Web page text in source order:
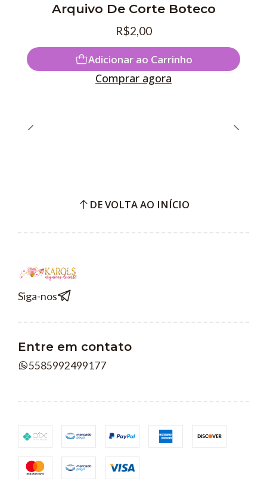
Arquivo De Corte Boteco
R$2,00
Adicionar ao Carrinho
Comprar agora
DE VOLTA AO INÍCIO
Siga-nos
Entre em contato
5585992499177